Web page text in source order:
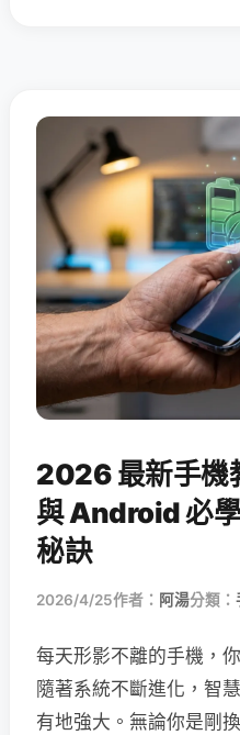
2026 最新手機
與 Android 必
秘訣
2026/4/25作者： 阿湯分類：
每天形影不離的手機，
隨著系統不斷進化，智
有地強大。無論你是剛